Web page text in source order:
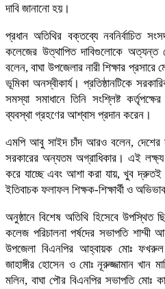
দাবি জানানো হয়।
প্রধান অতিথির বক্তব্যে নবনির্বাচিত
কলেজের উত্থাপিত দাবিগুলোকে
বলেন, বাঘা উপজেলার নারী শিক্ষার
ভূমিকা অনস্বীকার্য। প্রতিষ্ঠানটিকে
সমস্যা সমাধানে তিনি সংশ্লিষ্ট
ব্যবস্থা গ্রহণের আশ্বাস প্রদান করেন।
এমপি আবু সাইদ চাঁদ আরও বলেন, দেশের
সরকারের অন্যতম অগ্রাধিকার। এই লক্ষ্য
করে যাচ্ছে এবং আশা করা যায়, খুব দ্রুতই
ইতিবাচক ফলাফল শিক্ষক-শিক্ষার্থী ও
অনুষ্ঠানে বিশেষ অতিথি হিসেবে উপস্থিত
কলেজ পরিচালনা পর্ষদের সভাপতি
উপজেলা বিএনপির আহ্বায়ক মোঃ ফখরুল
জাহাঙ্গীর হোসেন ও মোঃ নূরুজ্জামান
মলিন, বাঘা পৌর বিএনপির সভাপতি মোঃ